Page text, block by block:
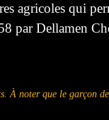
agricoles qui
par Dellamen
À noter que le garçon